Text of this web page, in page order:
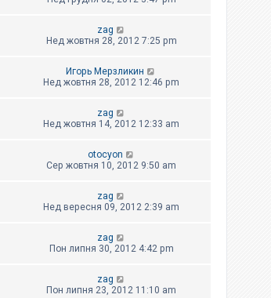
zag
Нед жовтня 28, 2012 7:25 pm
Игорь Мерзликин
Нед жовтня 28, 2012 12:46 pm
zag
Нед жовтня 14, 2012 12:33 am
otocyon
Сер жовтня 10, 2012 9:50 am
zag
Нед вересня 09, 2012 2:39 am
zag
Пон липня 30, 2012 4:42 pm
zag
Пон липня 23, 2012 11:10 am